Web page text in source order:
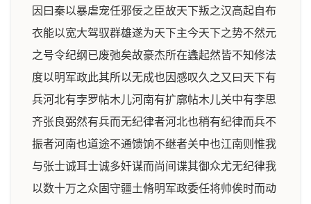
因曰秦以暴虐宠任邪佞之臣故天下叛之汉高起自布
衣能以宽大驾驭群雄遂为天下主今天下之势不然元
之号令纪纲已废弛矣故豪杰所在蠭起然皆不知修法
度以明军政此其所以无成也因感叹久之又曰天下有
兵河北有孛罗帖木儿河南有扩廓帖木儿关中有李思
齐张良弼然有兵而无纪律者河北也稍有纪律而兵不
振者河南也道途不通馈饷不继者关中也江南则惟我
与张士诚耳士诚多奸谋而尚间谍其御众尤无纪律我
以数十万之众固守疆土脩明军政委任将帅俟时而动